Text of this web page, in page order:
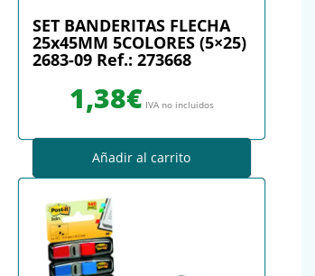
SET BANDERITAS FLECHA
25x45MM 5COLORES (5×25)
2683-09 Ref.: 273668
1,38€ IVA no incluidos
Añadir al carrito